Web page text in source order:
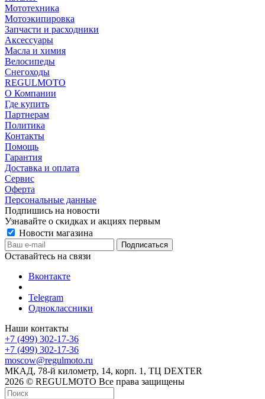
Мототехника
Мотоэкипировка
Запчасти и расходники
Аксессуары
Масла и химия
Велосипеды
Снегоходы
REGULMOTO
О Компании
Где купить
Партнерам
Политика
Контакты
Помощь
Гарантия
Доставка и оплата
Сервис
Оферта
Персональные данные
Подпишись на новости
Узнавайте о скидках и акциях первым
Новости магазина
Оставайтесь на связи
Вконтакте
Telegram
Одноклассники
Наши контакты
+7 (499) 302-17-36
+7 (499) 302-17-36
moscow@regulmoto.ru
МКАД, 78-й километр, 14, корп. 1, ТЦ DEXTER
2026 © REGULMOTO Все права защищены